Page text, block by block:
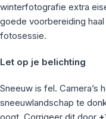
winterfotografie extra
goede voorbereiding
fotosessie.
Let op je belichting
Sneeuw is fel. Camera’s
sneeuwlandschap te